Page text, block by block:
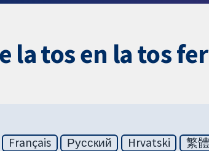
la tos en la tos
Français Русский Hrvatski 繁